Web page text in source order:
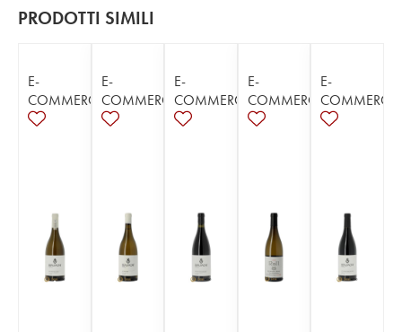
PRODOTTI SIMILI
E-
COMMERCE
E-
COMMERCE
E-
COMMERCE
E-
COMMERCE
E-
COMMERCE